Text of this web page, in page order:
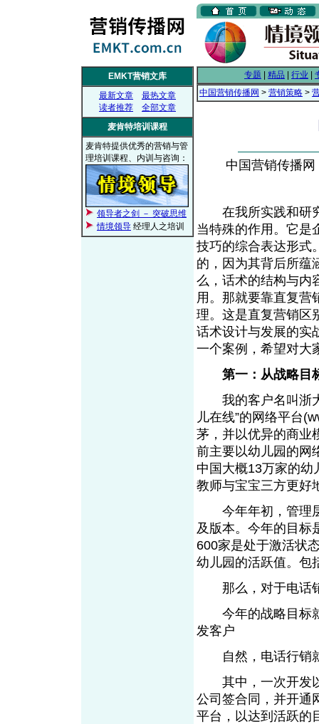
EMKT营销文库
最新文章
最热文章
读者推荐
全部文章
麦肯特培训课程
麦肯特提供优秀的营销与管
理培训课程、内训与咨询：
领导者之剑 － 突破思维
情境领导 经理人之培训
专题 精品 行业
中国营销传播网 > 营销策略 >
中国营销传播
在我所实践和研究
当特殊的作用。它是
技巧的综合表达形式
的，因为其背后所蕴
么，话术的结构与内
用。那就要靠直复营
理。这是直复营销区
话术设计与发展的实
一个案例，希望对
第一：从战略目
我的客户名叫浙大
儿在线”的网络平台
茅，并以优异的商业
前主要以幼儿园的网
中国大概13万家的幼
教师与宝宝三方更好
今年年初，管理层
及版本。今年的目标
600家是处于激活状
幼儿园的活跃值。包
那么，对于电话
今年的战略目标就
发客户
自然，电话行销就
其中，一次开发以
公司签合同，并开通
平台，以达到活跃的